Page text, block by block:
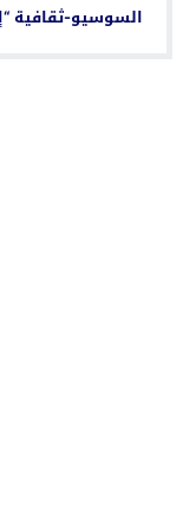
السوسيو-ثقافية